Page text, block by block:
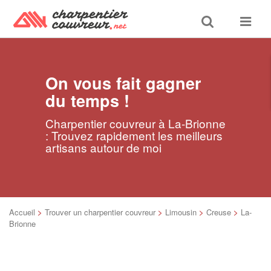
Toggle
search
Toggle
On vous fait gagner
du temps !
Charpentier couvreur à La-Brionne
: Trouvez rapidement les meilleurs
artisans autour de moi
Accueil > Trouver un charpentier couvreur > Limousin > Creuse > La-
Brionne